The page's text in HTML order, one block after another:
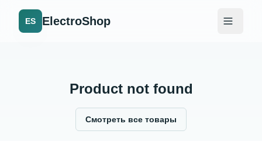
ES ElectroShop
Product not found
Смотреть все товары